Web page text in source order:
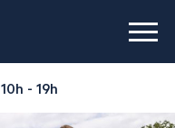
10h - 19h